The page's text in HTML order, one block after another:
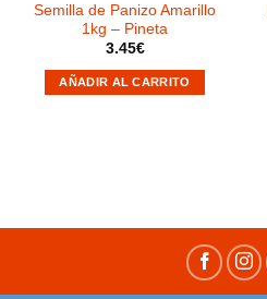
Semilla de Panizo Amarillo
1kg – Pineta
3.45€
AÑADIR AL CARRITO